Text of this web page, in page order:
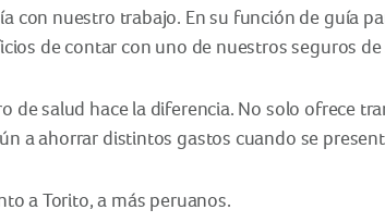
con nuestro trabajo. En su función de guía
de contar con uno de nuestros seguros de
de salud hace la diferencia. No solo ofrece
a ahorrar distintos gastos cuando se
a Torito, a más peruanos.